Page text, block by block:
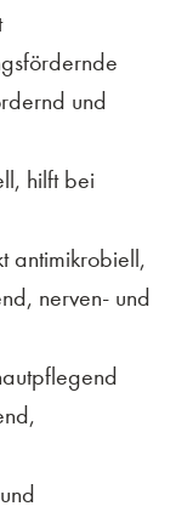
und
hilft bei
antimikrobiell,
nerven- und